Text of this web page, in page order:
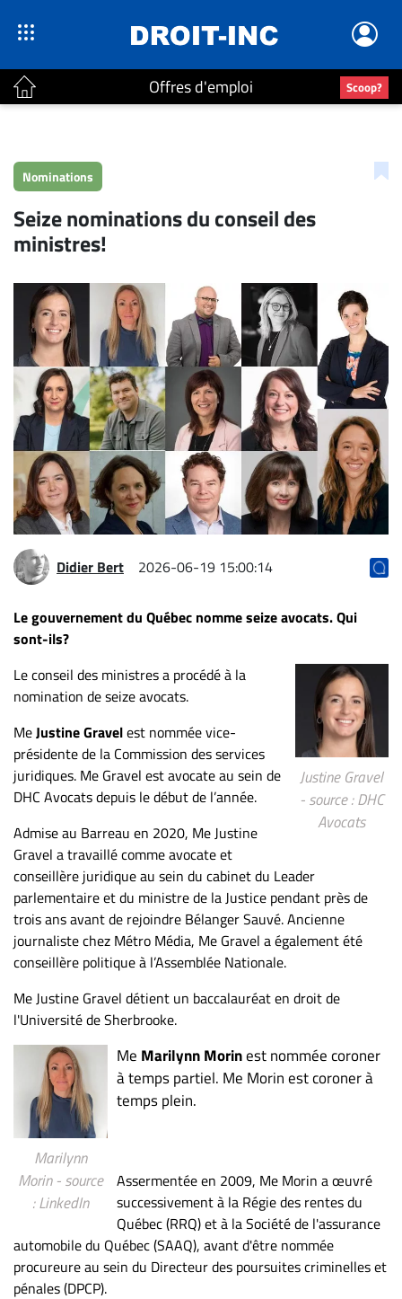
Offres d'emploi Scoop?
Accueil
Continu
Nominations
Bureaux
Conseillers
Juridiques
Campus
Carrière
Archives
CARRIÈRE
ET
EMPLOIS
AVOCATS
ET
Offres
Formation
Continue
Métiers
Scoop?
CABINETS
ET
ENTREPRISES
Espace
entreprises
Page
entreprises
un
emploi
Publicité
Solutions de
recrutements
TROUVEZ-
NOUS
Nous
À
propos
Nominations
Seize nominations du conseil des
ministres!
Didier Bert 2026-06-19 15:00:14
Le gouvernement du Québec nomme seize avocats. Qui
sont-ils?
Justine Gravel
- source : DHC
Avocats
Le conseil des ministres a procédé à la
nomination de seize avocats.
MeJustine Gravelest nommée vice-
présidente de la Commission des services
juridiques. Me Gravel est avocate au sein de
DHC Avocats depuis le début de l’année.
Admise au Barreau en 2020, Me Justine
Gravel a travaillé comme avocate et
conseillère juridique au sein du cabinet du Leader
parlementaire et du ministre de la Justice pendant près de
trois ans avant de rejoindre Bélanger Sauvé. Ancienne
journaliste chez Métro Média, Me Gravel a également été
conseillère politique à l’Assemblée Nationale.
Me Justine Gravel détient un baccalauréat en droit de
l'Université de Sherbrooke.
Marilynn
Morin - source
: LinkedIn
Me Marilynn Morinest nommée coroner
à temps partiel. Me Morin est coroner à
temps plein.
Assermentée en 2009, Me Morin a œuvré
successivement à la Régie des rentes du
Québec (RRQ) et à la Société de l'assurance
automobile du Québec (SAAQ), avant d'être nommée
procureure au sein du Directeur des poursuites criminelles et
pénales (DPCP).